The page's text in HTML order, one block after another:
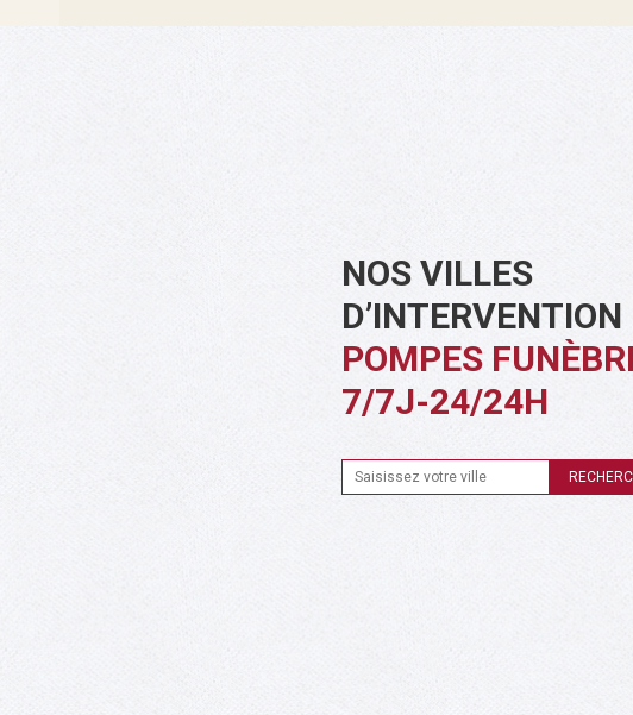
NOS VILLES
D’INTERVENTION
POMPES
7/7J-24/24H